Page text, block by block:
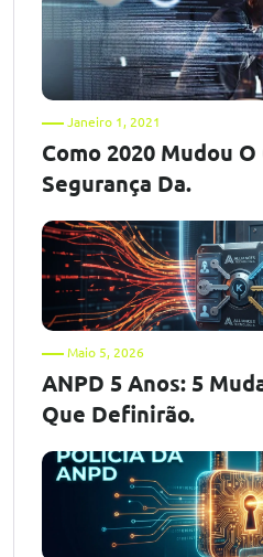
Janeiro 1, 2021
Como 2020 Mudou
Segurança Da.
Maio 5, 2026
ANPD 5 Anos: 5
Que Definirão.